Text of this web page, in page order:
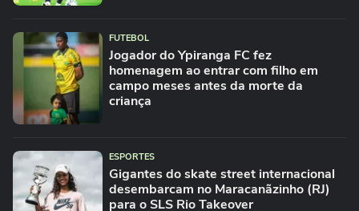
FUTEBOL
Jogador do Ypiranga FC fez
homenagem ao entrar com filho em
campo meses antes da morte da
criança
ESPORTES
Gigantes do skate street internacional
desembarcam no Maracanãzinho (RJ)
para o SLS Rio Takeover